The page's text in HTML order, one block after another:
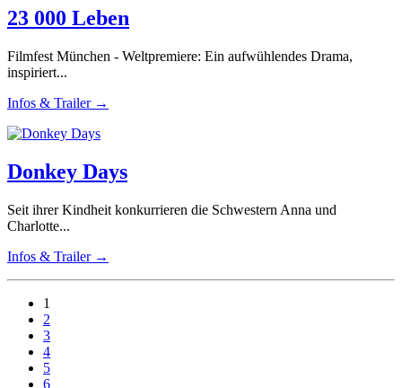
23 000 Leben
Filmfest München - Weltpremiere: Ein aufwühlendes Drama,
inspiriert...
Infos & Trailer →
Donkey Days
Seit ihrer Kindheit konkurrieren die Schwestern Anna und
Charlotte...
Infos & Trailer →
1
2
3
4
5
6